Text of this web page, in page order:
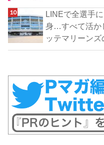
LINEで全選手
身…すべて活か
ッテマリーン